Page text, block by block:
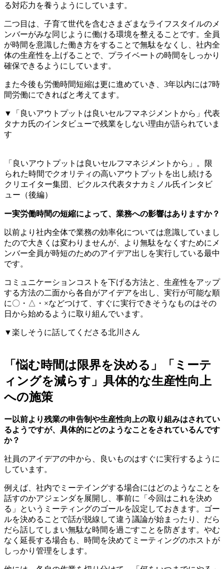
る対応力を養うようにしています。
二つ目は、子育て世代を含むさまざまなライフスタイルのメ
ンバーがみな同じように働ける環境を整えることです。全員
が時間を意識した働き方をすることで無駄をなくし、社内全
体の生産性を上げることで、プライベートの時間をしっかり
確保できるようにしています。
また今後も労働時間短縮は更に進めていき、3年以内には7時
間労働にできればと考えてます。
▼「良いアウトプットは良いセルフマネジメントから」代表
タナカ氏のインタビューで残業をしない理由が語られていま
す
「良いアウトプットは良いセルフマネジメントから」。限
られた時間でクオリティの高いアウトプットを出し続ける
クリエイター集団、ピクルス代表タナカミノル氏インタビ
ュー（後編）
ー実労働時間の短縮によって、業務への影響はありますか？
以前より社内全体で業務の効率化については意識していまし
たので大きくは変わりませんが、より無駄をなくすためにメ
ンバー全員が時短のためのアイデア出しを実行している最中
です。
コミュニケーションコストを下げる方法と、生産性をアップ
する方法の二面から各自がアイデアを出し、実行が可能な順
に〇・△・×などつけて、すぐに実行できそうなものはその
日から始めるように取り組んでいます。
▼楽しそうに話してくださる北川さん
「悩む時間は限界を決める」「ミーテ
ィングを減らす」具体的な生産性向上
への施策
ー以前より残業の申告制や生産性向上の取り組みはされてい
るようですが、具体的にどのようなことをされているんです
か？
社員のアイデアの中から、良いものはすぐに実行するように
しています。
例えば、社内でミーテイングする場合にはどのようなことを
話すのかアジェンダを展開し、事前に「今回はこれを決め
る」というミーティングのゴールを設定しておきます。ゴー
ルを決めることで話が脱線して違う議論が始まったり、だら
だら話してしまい無駄な時間を過ごすことを防ぎます。やむ
なく延長する場合も、時間を決めてミーティングのホストが
しっかり管理をします。